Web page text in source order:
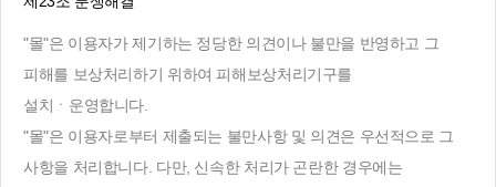
"몰"은 이용자가 제기하는 정당한 의견이나 불만을 반영하고 그
피해를 보상처리하기 위하여 피해보상처리기구를
설치ㆍ운영합니다.
"몰"은 이용자로부터 제출되는 불만사항 및 의견은 우선적으로 그
사항을 처리합니다. 다만, 신속한 처리가 곤란한 경우에는